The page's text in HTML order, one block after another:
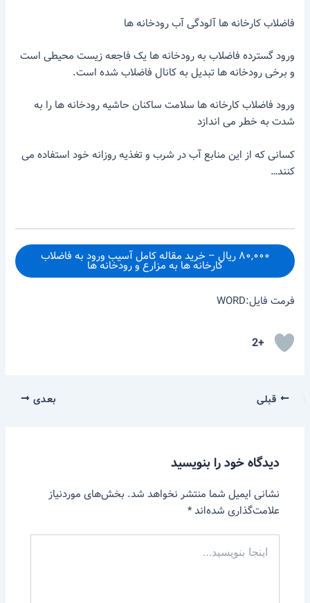
فاضلاب کارخانه ها آلودگی آب رودخانه ها
ورود گسترده فاضلاب به رودخانه ها یک فاجعه زیست محیطی است
و برخی رودخانه ها تبدیل به کانال فاضلاب شده است.
ورود فاضلاب کارخانه ها سلامت ساکنان حاشیه رودخانه ها را به
شدت به خطر می اندازد
کسانی که از این منابع آب در شرب و تغذیه روزانه خود استفاده می
کنند…
۸۰,۰۰۰ ریال – خرید مقاله کامل آسیب ورود به فاضلاب
کارخانه ها به مزارع و رودخانه ها
فرمت فایل:WORD
+2
قبلی بعدی
دیدگاه‌ خود را بنویسید
نشانی ایمیل شما منتشر نخواهد شد. بخش‌های موردنیاز
علامت‌گذاری شده‌اند*
بنویسید…